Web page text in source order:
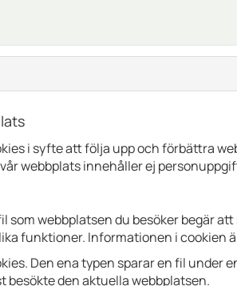
i syfte att följa upp och förbättra
webbplats innehåller ej
som webbplatsen du besöker begär
funktioner. Informationen i cookien
Den ena typen sparar en fil under
besökte den aktuella webbplatsen.